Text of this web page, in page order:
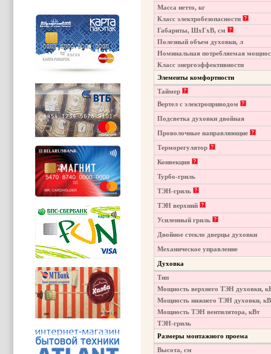
Масса нетто, кг
Класс электробезопасности
Габариты, ШхГхВ, см
Полезный объем духовки, л
Номинальная потребляемая
Класс энергоэффективности
Элементы комфортности
Таймер
Вертел с электроприводом
Подсветка духовки двойная
Проволочные направляющие
Терморегулятор
Конвекция
Турбо-гриль
ТЭН-гриль
ТЭН верхний
Усиленный гриль
Двойное стекло дверцы духовки
Механическое управление
Духовка
Тип
Мощность верхнего ТЭН духовки,
Мощность нижнего ТЭН духовки,
Мощность ТЭН вентилятора, кВт
ТЭН-гриль
Размеры монтажного проема
Высота, см